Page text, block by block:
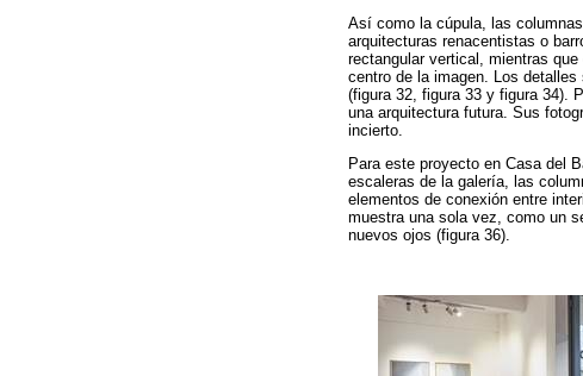
Así como la cúpula, las
arquitecturas renacentistas o
rectangular vertical, mientras
centro de la imagen. Los detalles
(figura 32, figura 33 y figura 34).
una arquitectura futura. Sus
incierto.
Para este proyecto en Casa del
escaleras de la galería, las
elementos de conexión entre
muestra una sola vez, como un
nuevos ojos (figura 36).